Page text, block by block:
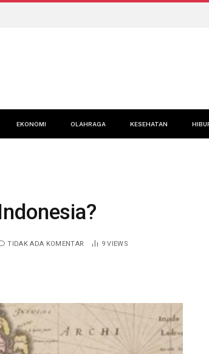
EKONOMI OLAHRAGA KESEHATAN
TIDAK ADA KOMENTAR 9VIEWS